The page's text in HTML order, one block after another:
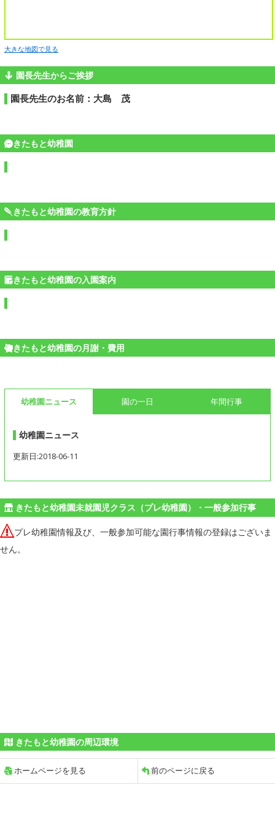
大きな地図で見る
園長先生からご挨拶
園長先生のお名前：大島 茂
きたもと幼稚園
きたもと幼稚園の教育方針
きたもと幼稚園の入園案内
きたもと幼稚園の月謝・費用
幼稚園ニュース 園の一日 年間行事
幼稚園ニュース
更新日:2018-06-11
きたもと幼稚園未就園児クラス（プレ幼稚園）・一般参加行事
プレ幼稚園情報及び、一般参加可能な園行事情報の登録はございま
せん。
きたもと幼稚園の周辺環境
ホームページを見る 前のページに戻る